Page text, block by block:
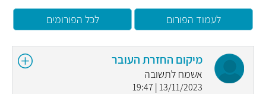
לעמוד הפורום לכל הפורומים
מיקום החזרת העובר
אשמח לתשובה
13/11/2023 | 19:47